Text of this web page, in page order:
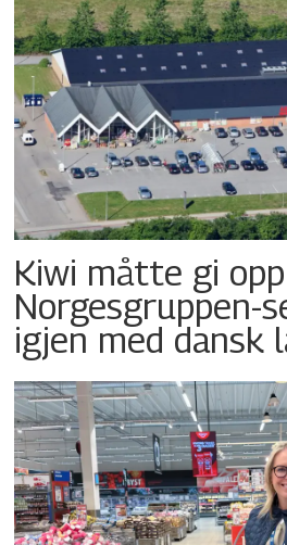
Kiwi måtte gi
Norgesgruppen-
igjen med dansk